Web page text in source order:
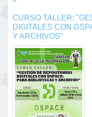
CURSO TALLER:
DIGITALES CON
Y ARCHIVOS"